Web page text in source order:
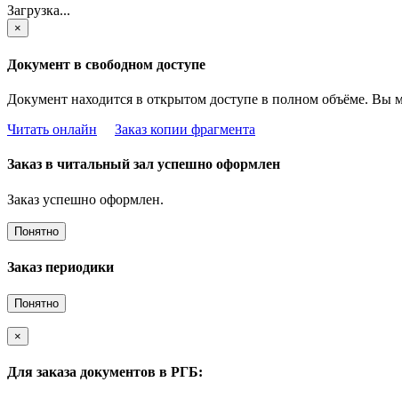
Загрузка...
×
Документ в свободном доступе
Документ находится в открытом доступе в полном объёме. Вы
Читать онлайн
Заказ копии фрагмента
Заказ в читальный зал успешно оформлен
Заказ успешно оформлен.
Понятно
Заказ периодики
Понятно
×
Для заказа документов в РГБ: